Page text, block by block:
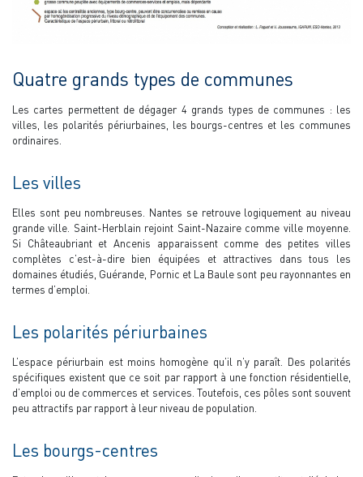
Quatre grands types de communes
Les cartes permettent de dégager 4 grands types de communes : les
villes, les polarités périurbaines, les bourgs-centres et les communes
ordinaires.
Les villes
Elles sont peu nombreuses. Nantes se retrouve logiquement au niveau
grande ville. Saint-Herblain rejoint Saint-Nazaire comme ville moyenne.
Si Châteaubriant et Ancenis apparaissent comme des petites villes
complètes c’est-à-dire bien équipées et attractives dans tous les
domaines étudiés, Guérande, Pornic et La Baule sont peu rayonnantes en
termes d’emploi.
Les polarités périurbaines
L’espace périurbain est moins homogène qu’il n’y paraît. Des polarités
spécifiques existent que ce soit par rapport à une fonction résidentielle,
d’emploi ou de commerces et services. Toutefois, ces pôles sont souvent
peu attractifs par rapport à leur niveau de population.
Les bourgs-centres